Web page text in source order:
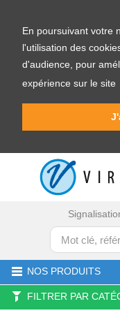
En poursuivant votre
l'utilisation des
d'audience, pour
expérience sur le site
NOS PRODUITS
FILTRER PAR